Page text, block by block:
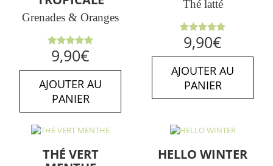
Grenades & Oranges
Note5.00
sur 5
9,90€
AJOUTER AU
PANIER
Thé latté
Note5.00
sur 5
9,90€
AJOUTER AU
PANIER
THÉ VERT
HELLO WINTER